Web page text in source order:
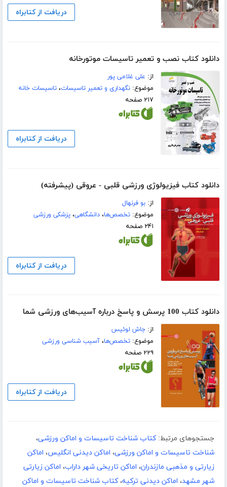
دریافت از کتابراه
دانلود کتاب نصب و تعمیر تاسیسات موتورخانه
از: علی غلامی پور
موضوع:نگهداری و تعمیر تاسیسات،تاسیسات خانه
۲۱۷ صفحه
دریافت از کتابراه
دانلود کتاب فیزیولوژی ورزشی قلبی - عروقی (پیشرفته)
از:بو فرنهال
موضوع:تخصص‌ها،دانشگاهی،پزشکی ورزشی
۲۴۱ صفحه
دریافت از کتابراه
دانلود کتاب 100 پرسش و پاسخ درباره آسیب‌های ورزشی شما
از:جاش لوئیس
موضوع:تخصص‌ها،آسیب شناسی ورزشی
۲۲۹ صفحه
دریافت از کتابراه
جستجوهای مرتبط: کتاب شناخت تاسیسات و اماکن ورزشی،
شناخت تاسیسات و اماکن ورزشی، اماکن دیدنی انگلیس، اماکن
زیارتی و مذهبی مازندران، اماکن تاریخی شهر داراب، اماکن زیارتی
شهر مشهد، اماکن دیدنی ترکیه،کتاب شناخت تاسیسات و اماکن